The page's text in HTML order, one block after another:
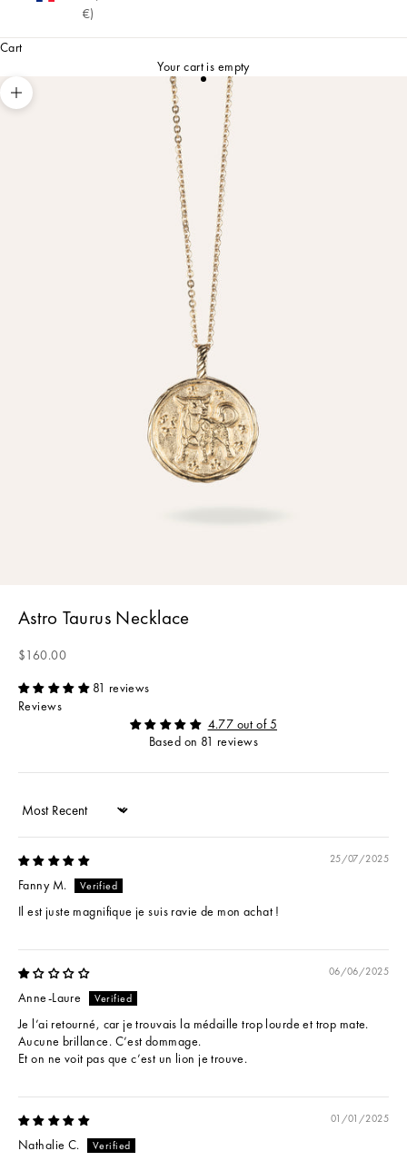
€)
Cart
Your cart is empty
Zoom picture
Go to item 1
Astro Taurus Necklace
Sale price
$160.00
81 reviews
Reviews
4.77 out of 5
Based on 81 reviews
Sort by
25/07/2025
Fanny M.
Il est juste magnifique je suis ravie de mon achat !
06/06/2025
Anne-Laure
Je l’ai retourné, car je trouvais la médaille trop lourde et trop mate.
Aucune brillance. C’est dommage.
Et on ne voit pas que c’est un lion je trouve.
01/01/2025
Nathalie C.